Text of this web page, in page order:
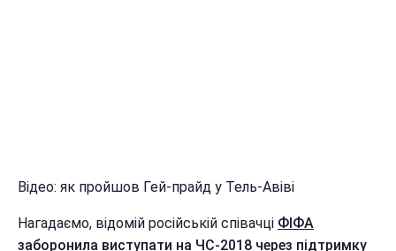
Відео: як пройшов Гей-прайд у Тель-Авіві
Нагадаємо, відомій російській співачці ФІФА
заборонила виступати на ЧС-2018 через підтримку